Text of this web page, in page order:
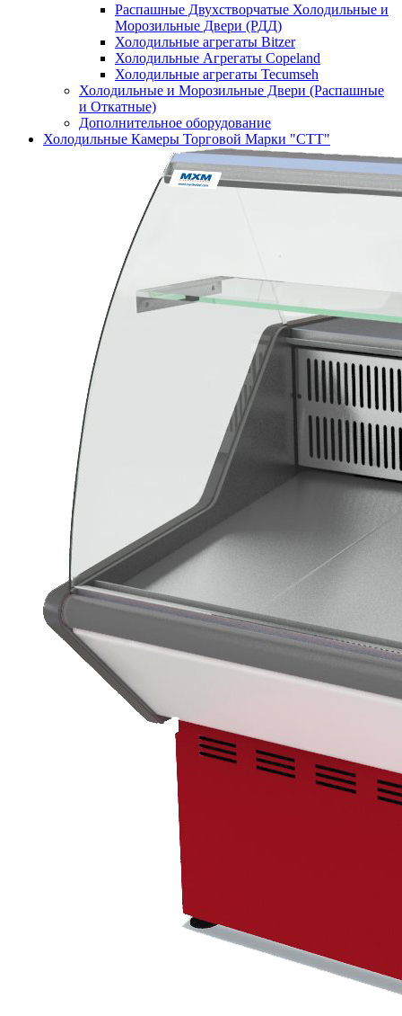
Распашные Двухстворчатые Холодильные и
Морозильные Двери (РДД)
Холодильные агрегаты Bitzer
Холодильные Агрегаты Copeland
Холодильные агрегаты Tecumseh
Холодильные и Морозильные Двери (Распашные
и Откатные)
Дополнительное оборудование
Холодильные Камеры Торговой Марки "СТТ"